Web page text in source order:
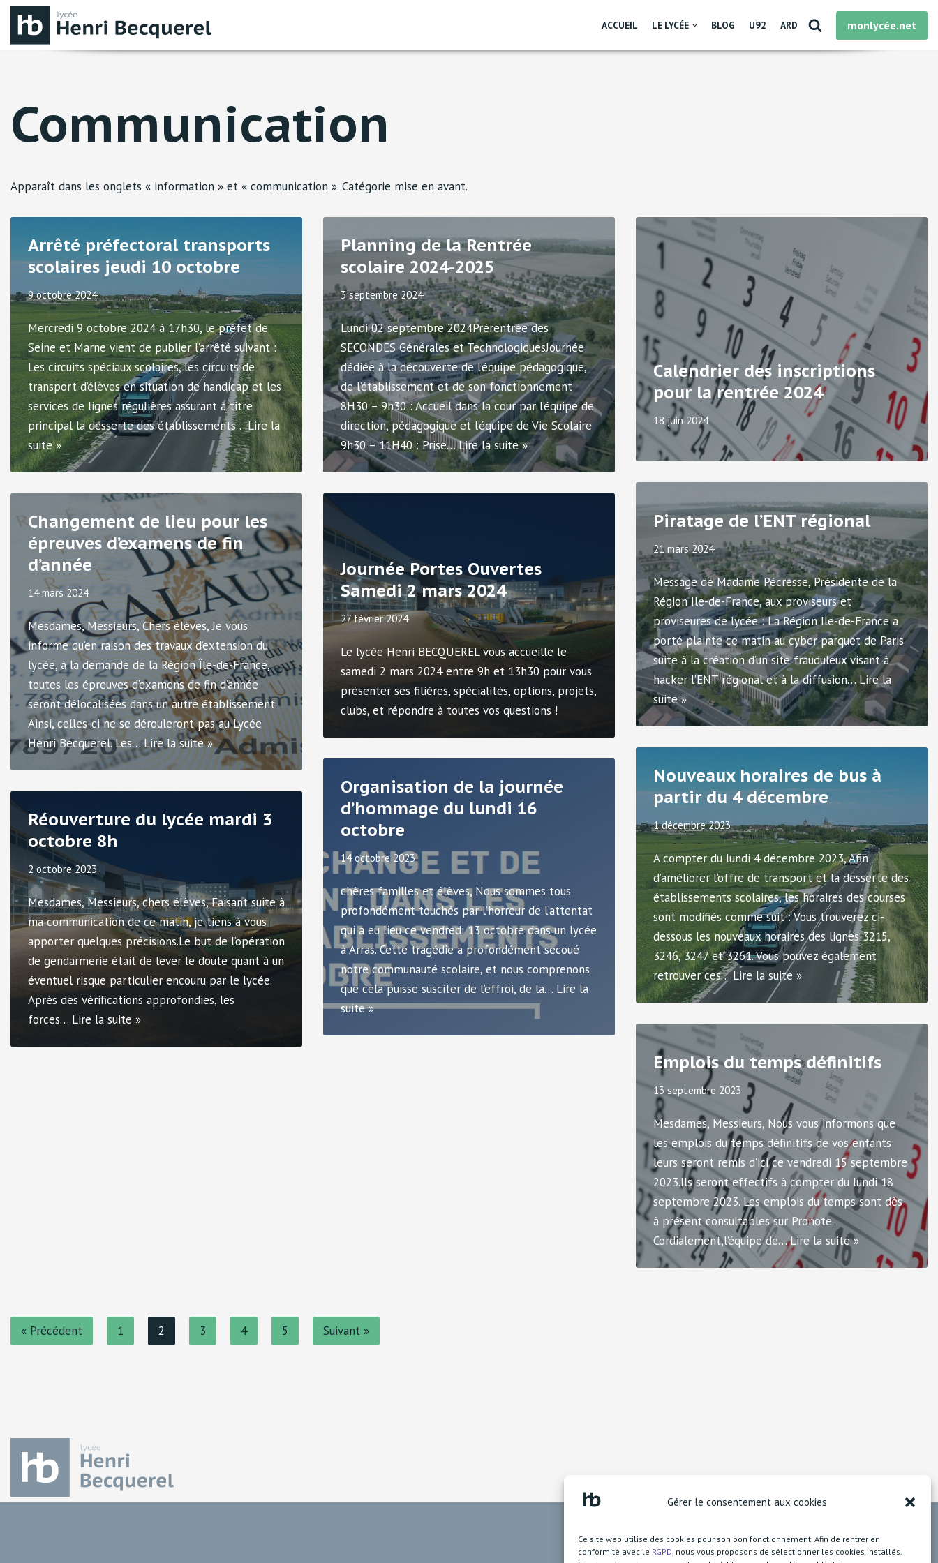
Gérer le consentement aux cookies
Ce site web utilise des cookies pour son bon fonctionnement. Afin de rentrer en
conformité avec le RGPD, nous vous proposons de sélectionner les cookies installés.
Aller
ACCUEIL LE LYCÉE BLOG U92 ARD monlycée.net
Communication
Apparaît dans les onglets « information » et « communication ». Catégorie mise en avant.
Arrêté préfectoral transports
scolaires jeudi 10 octobre
9 octobre 2024
Mercredi 9 octobre 2024 à 17h30, le préfet de
Seine et Marne vient de publier l’arrêté suivant :
Les circuits spéciaux scolaires, les circuits de
transport d’élèves en situation de handicap et les
services de lignes régulières assurant à titre
principal la desserte des établissements…Lire la
suite »
Planning de la Rentrée
scolaire 2024-2025
3 septembre 2024
Lundi 02 septembre 2024Prérentrée des
SECONDES Générales et TechnologiquesJournée
dédiée à la découverte de l’équipe pédagogique,
de l’établissement et de son fonctionnement
8H30 – 9h30 : Accueil dans la cour par l’équipe de
direction, pédagogique et l’équipe de Vie Scolaire
9h30 – 11H40 : Prise…Lire la suite »
Calendrier des inscriptions
pour la rentrée 2024
18 juin 2024
Piratage de l’ENT régional
21 mars 2024
Message de Madame Pécresse, Présidente de la
Région Ile-de-France, aux proviseurs et
proviseures de lycée : La Région Ile-de-France a
porté plainte ce matin au cyber parquet de Paris
suite à la création d’un site frauduleux visant à
hacker l’ENT régional et à la diffusion…Lire la
suite »
Changement de lieu pour les
épreuves d’examens de fin
d’année
14 mars 2024
Mesdames, Messieurs, Chers élèves, Je vous
informe qu’en raison des travaux d’extension du
lycée, à la demande de la Région Île-de-France,
toutes les épreuves d’examens de fin d’année
seront délocalisées dans un autre établissement.
Ainsi, celles-ci ne se dérouleront pas au Lycée
Henri Becquerel. Les…Lire la suite »
Journée Portes Ouvertes
Samedi 2 mars 2024
27 février 2024
Le lycée Henri BECQUEREL vous accueille le
samedi 2 mars 2024 entre 9h et 13h30 pour vous
présenter ses filières, spécialités, options, projets,
clubs, et répondre à toutes vos questions !
Nouveaux horaires de bus à
partir du 4 décembre
1 décembre 2023
A compter du lundi 4 décembre 2023, Afin
d’améliorer l’offre de transport et la desserte des
établissements scolaires, les horaires des courses
sont modifiés comme suit : Vous trouverez ci-
dessous les nouveaux horaires des lignes 3215,
3246, 3247 et 3261. Vous pouvez également
retrouver ces…Lire la suite »
Organisation de la journée
d’hommage du lundi 16
octobre
14 octobre 2023
chères familles et élèves, Nous sommes tous
profondément touchés par l’horreur de l’attentat
qui a eu lieu ce vendredi 13 octobre dans un lycée
à Arras. Cette tragédie a profondément secoué
notre communauté scolaire, et nous comprenons
que cela puisse susciter de l’effroi, de la… Lire la
suite »
Réouverture du lycée mardi 3
octobre 8h
2 octobre 2023
Mesdames, Messieurs, chers élèves, Faisant suite à
ma communication de ce matin, je tiens à vous
apporter quelques précisions.Le but de l’opération
de gendarmerie était de lever le doute quant à un
éventuel risque particulier encouru par le lycée.
Après des vérifications approfondies, les
forces… Lire la suite »
Emplois du temps définitifs
13 septembre 2023
Mesdames, Messieurs, Nous vous informons que
les emplois du temps définitifs de vos enfants
leurs seront remis d’ici ce vendredi 15 septembre
2023.Ils seront effectifs à compter du lundi 18
septembre 2023. Les emplois du temps sont dès
à présent consultables sur Pronote.
Cordialement,l’équipe de…Lire la suite »
« Précédent 1 2 3 4 5 Suivant »